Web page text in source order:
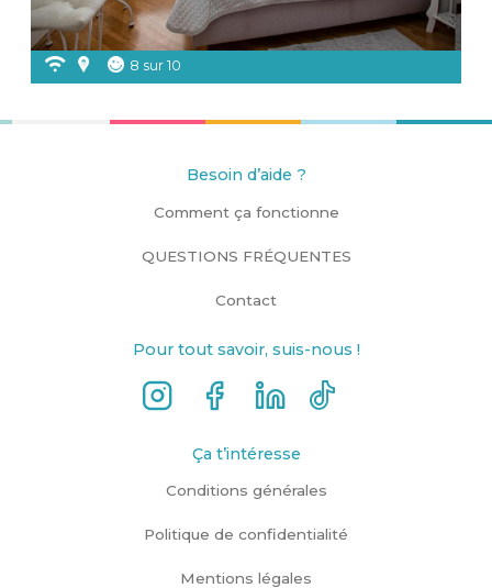
8 sur 10
Besoin d’aide ?
Comment ça fonctionne
QUESTIONS FRÉQUENTES
Contact
Pour tout savoir, suis-nous !
Ça t’intéresse
Conditions générales
Politique de confidentialité
Mentions légales